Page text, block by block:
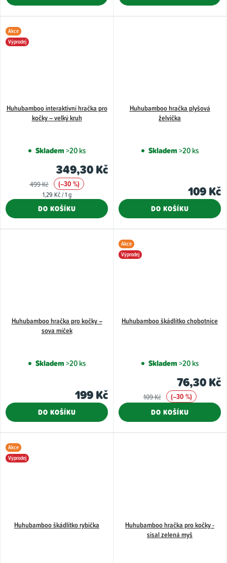
Akce
Výprodej
Huhubamboo interaktivní hračka pro
kočky – velký kruh
Skladem>20 ks
349,30 Kč
499 Kč (–30 %)
Měrná
1,29 Kč / 1 g
DO KOŠÍKU
Huhubamboo hračka plyšová
želvička
Skladem>20 ks
109 Kč
DO KOŠÍKU
Huhubamboo hračka pro kočky –
sova míček
Skladem>20 ks
199 Kč
DO KOŠÍKU
Akce
Výprodej
Huhubamboo škádlítko chobotnice
Skladem>20 ks
76,30 Kč
109 Kč
(–30 %)
DO KOŠÍKU
Akce
Výprodej
Huhubamboo škádlítko rybička
Huhubamboo hračka pro kočky -
sisal zelená myš